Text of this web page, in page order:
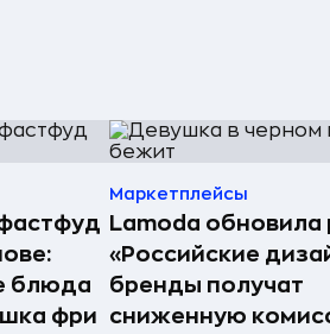
блюда
фри
Маркетплейсы
Lamoda обновила
«Российские
бренды получат
сниженную